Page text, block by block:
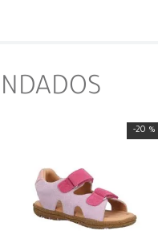
-20 %